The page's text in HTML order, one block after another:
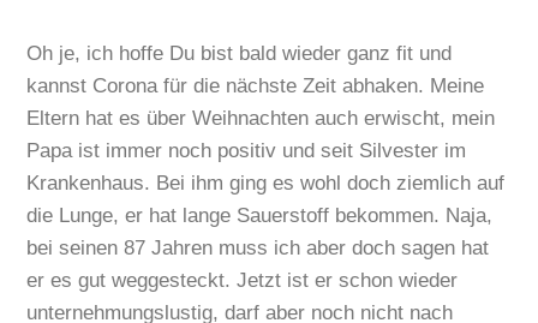
Oh je, ich hoffe Du bist bald wieder ganz fit und
kannst Corona für die nächste Zeit abhaken. Meine
Eltern hat es über Weihnachten auch erwischt, mein
Papa ist immer noch positiv und seit Silvester im
Krankenhaus. Bei ihm ging es wohl doch ziemlich auf
die Lunge, er hat lange Sauerstoff bekommen. Naja,
bei seinen 87 Jahren muss ich aber doch sagen hat
er es gut weggesteckt. Jetzt ist er schon wieder
unternehmungslustig, darf aber noch nicht nach